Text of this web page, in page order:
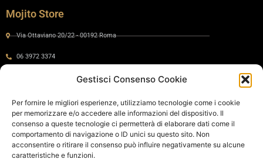
Gestisci Consenso Cookie
Per fornire le migliori esperienze, utilizziamo tecnologie come i cookie
per memorizzare e/o accedere alle informazioni del dispositivo. Il
consenso a queste tecnologie ci permetterà di elaborare dati come il
comportamento di navigazione o ID unici su questo sito. Non
acconsentire o ritirare il consenso può influire negativamente su alcune
caratteristiche e funzioni.
Mojito Store
Via Ottaviano 20/22 - 00192 Roma
06 3972 3374
Via Ottaviano 24 - 00192 Roma
06 575 8821